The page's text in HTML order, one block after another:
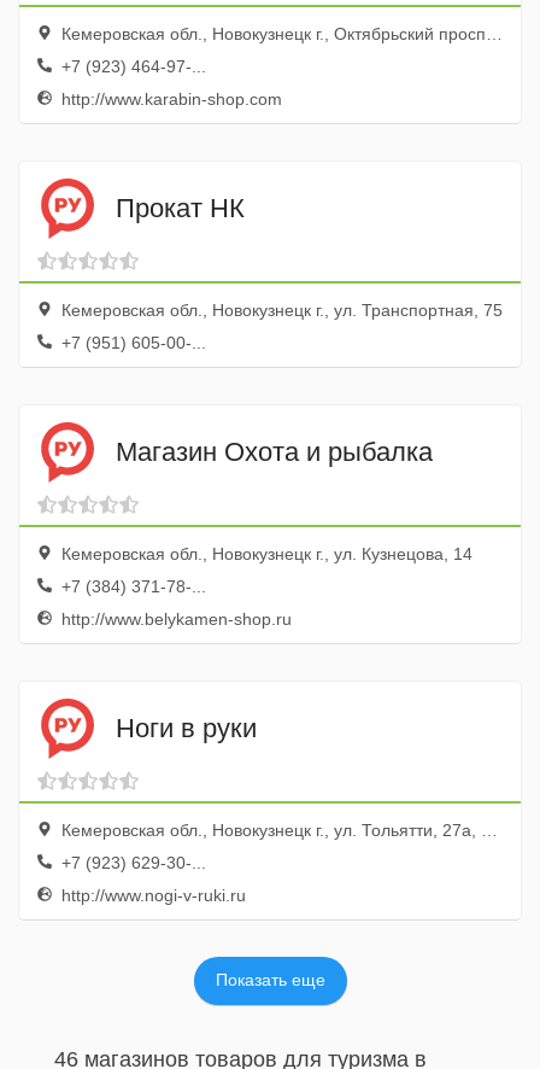
Кемеровская обл., Новокузнецк г., Октябрьский просп., 51а, маг. Автолюкс
+7 (923) 464-97-...
http://www.karabin-shop.com
Прокат НК
Кемеровская обл., Новокузнецк г., ул. Транспортная, 75
+7 (951) 605-00-...
Магазин Охота и рыбалка
Кемеровская обл., Новокузнецк г., ул. Кузнецова, 14
+7 (384) 371-78-...
http://www.belykamen-shop.ru
Ноги в руки
Кемеровская обл., Новокузнецк г., ул. Тольятти, 27а, ТРК Глобус, эт. 3
+7 (923) 629-30-...
http://www.nogi-v-ruki.ru
Показать еще
46 магазинов товаров для туризма в